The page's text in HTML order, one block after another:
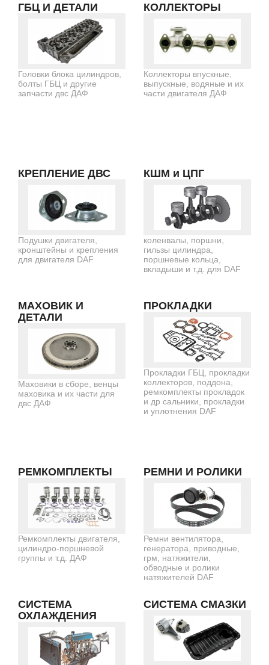
ГБЦ И ДЕТАЛИ
Головки блока цилиндров,
болты ГБЦ и другие
запчасти двс ДАФ
КОЛЛЕКТОРЫ
Коллекторы впускные,
выпускные, водяные и их
части двигателя ДАФ
КРЕПЛЕНИЕ ДВС
Подушки двигателя,
кронштейны и крепления
для двигателя DAF
КШМ и ЦПГ
коленвалы, поршни,
гильзы цилиндра,
поршневые кольца,
вкладыши и т.д. для DAF
МАХОВИК И
ДЕТАЛИ
Маховики в сборе, венцы
маховика и их части для
двс ДАФ
ПРОКЛАДКИ
Прокладки ГБЦ, прокладки
коллекторов, поддона,
ремкомплекты прокладок
и др сальники, прокладки
и уплотнения DAF
РЕМКОМПЛЕКТЫ
Ремкомплекты двигателя,
цилиндро-поршневой
группы и т.д. ДАФ
РЕМНИ И РОЛИКИ
Ремни вентилятора,
генератора, приводные,
грм, натяжители,
обводные и ролики
натяжителей DAF
СИСТЕМА
ОХЛАЖДЕНИЯ
СИСТЕМА СМАЗКИ